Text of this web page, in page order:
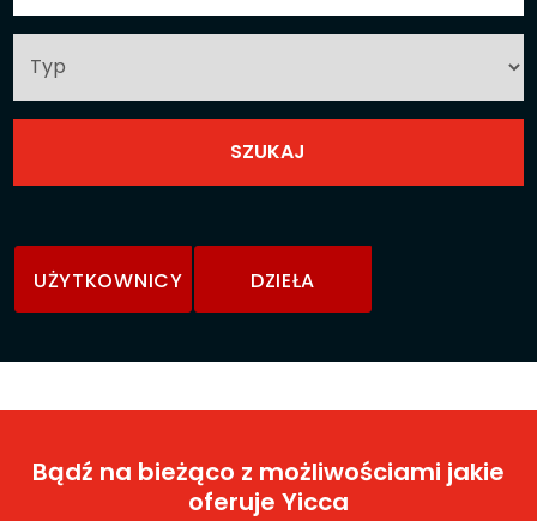
UŻYTKOWNICY DZIEŁA
Bądź na bieżąco z możliwościami jakie
oferuje Yicca